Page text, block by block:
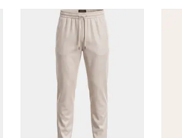
Technico Pantalon
TOEVOEGEN AAN WINKELWAGEN